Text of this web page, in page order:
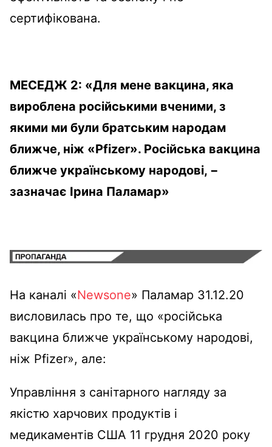
сертифікована.
МЕСЕДЖ 2: «Для мене вакцина, яка
вироблена російськими вченими, з
якими ми були братським народам
ближче, ніж «Pfizer». Російська вакцина
ближче українському народові, −
зазначає Ірина Паламар»
На каналі «Newsone» Паламар 31.12.20
висловилась про те, що «російська
вакцина ближче українському народові,
ніж Pfizer», але:
Управління з санітарного нагляду за
якістю харчових продуктів і
медикаментів США 11 грудня 2020 року